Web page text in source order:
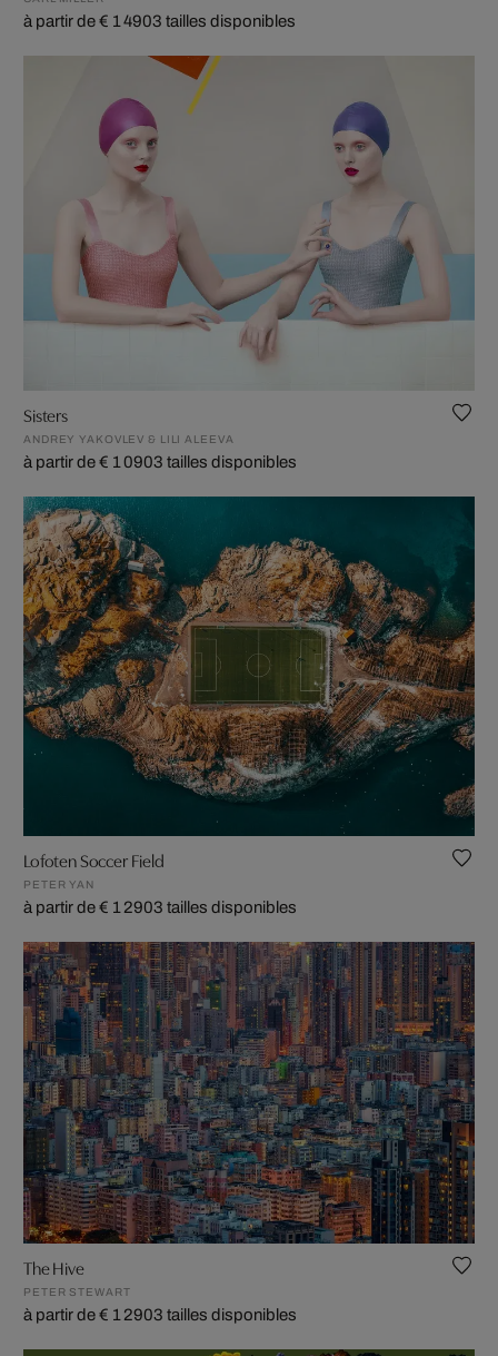
à partir de € 1 4903 tailles disponibles
Sisters
ANDREY YAKOVLEV & LILI ALEEVA
à partir de € 1 0903 tailles disponibles
Lofoten Soccer Field
PETER YAN
à partir de € 1 2903 tailles disponibles
The Hive
PETER STEWART
à partir de € 1 2903 tailles disponibles